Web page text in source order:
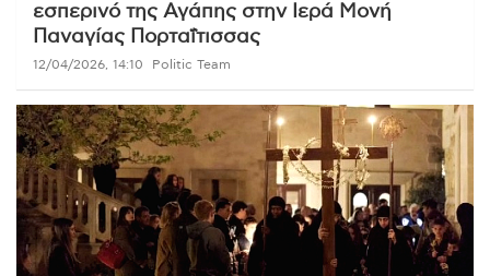
εσπερινό της Αγάπης στην Ιερά Μονή
Παναγίας Πορταΐτισσας
12/04/2026, 14:10 Politic Team